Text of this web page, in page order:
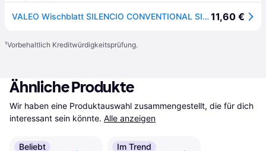
VALEO Wischblatt SILENCIO CONVENTIONAL SINGLE 574149 für MINI TOYOTA ABARTH NISSAN11,60 €
¹Vorbehaltlich Kreditwürdigkeitsprüfung.
Ähnliche Produkte
Wir haben eine Produktauswahl zusammengestellt, die für dich
interessant sein könnte. Alle anzeigen
Beliebt Im Trend